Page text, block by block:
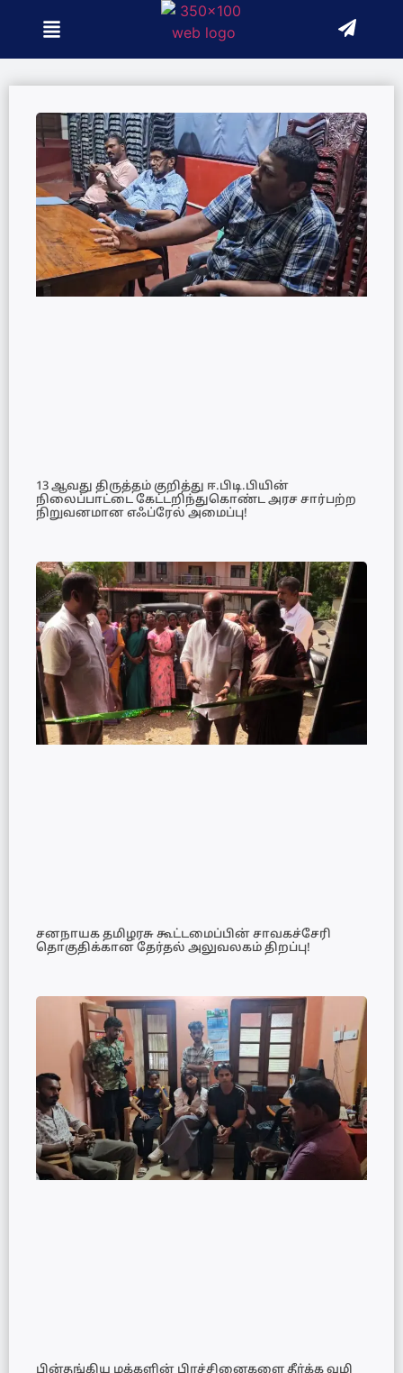
13 ஆவது திருத்தம் குறித்து ஈ.பிடி.பியின்
நிலைப்பாட்டை கேட்டறிந்துகொண்ட அரச சார்பற்ற
நிறுவனமான எஃப்ரேல் அமைப்பு!
சனநாயக தமிழரசு கூட்டமைப்பின் சாவகச்சேரி
தொகுதிக்கான தேர்தல் அலுவலகம் திறப்பு!
பின்தங்கிய மக்களின் பிரச்சினைகளை தீர்க்க வழி